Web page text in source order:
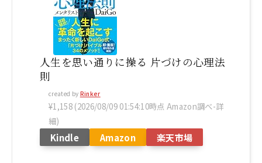
人生を思い通りに操る 片づけの心理法
則
created by Rinker
¥1,158 (2026/08/09 01:54:10時点 Amazon調べ-詳
細)
Kindle Amazon 楽天市場